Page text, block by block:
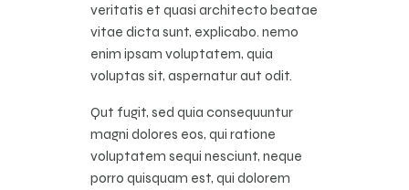
veritatis et quasi architecto beatae
vitae dicta sunt, explicabo. nemo
enim ipsam voluptatem, quia
voluptas sit, aspernatur aut odit.
Qut fugit, sed quia consequuntur
magni dolores eos, qui ratione
voluptatem sequi nesciunt, neque
porro quisquam est, qui dolorem